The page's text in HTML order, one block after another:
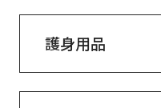
護身用品